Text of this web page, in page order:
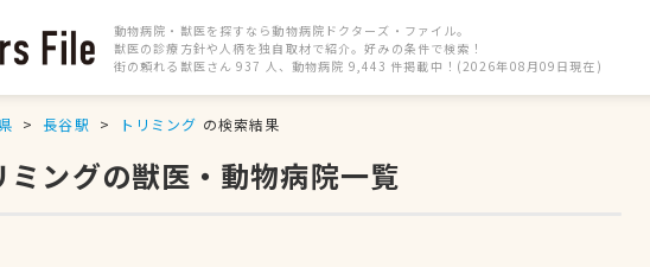
動物病院・獣医を探すなら動物病院ドクターズ・ファイル。
獣医の診療方針や人柄を独自取材で紹介。好みの条件で検索！
街の頼れる獣医さん 937 人、動物病院 9,443 件掲載中！(2026年08月09日現在)
長谷駅 トリミング の検索結果
ングの獣医・動物病院一覧